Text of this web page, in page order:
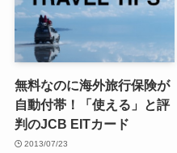
無料なのに海外旅行保険が
自動付帯！「使える」と評
判のJCB EITカード
2013/07/23